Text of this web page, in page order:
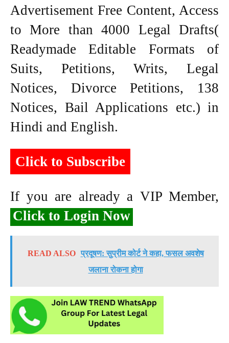
Advertisement Free Content, Access
to More than 4000 Legal Drafts(
Readymade Editable Formats of
Suits, Petitions, Writs, Legal
Notices, Divorce Petitions, 138
Notices, Bail Applications etc.) in
Hindi and English.
Click to Subscribe
If you are already a VIP Member,
Click to Login Now
READ ALSO प्रदूषण: सुप्रीम कोर्ट ने कहा, फसल अवशेष
जलाना रोकना होगा